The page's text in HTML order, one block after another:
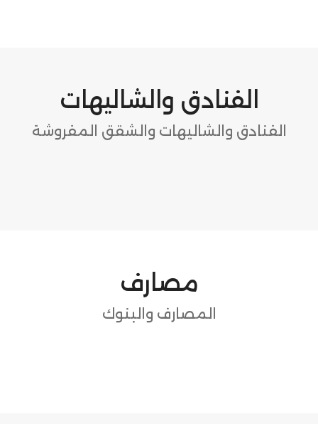
الفنادق والشاليهات
الفنادق والشاليهات والشقق المفروشة
مصارف
المصارف والبنوك